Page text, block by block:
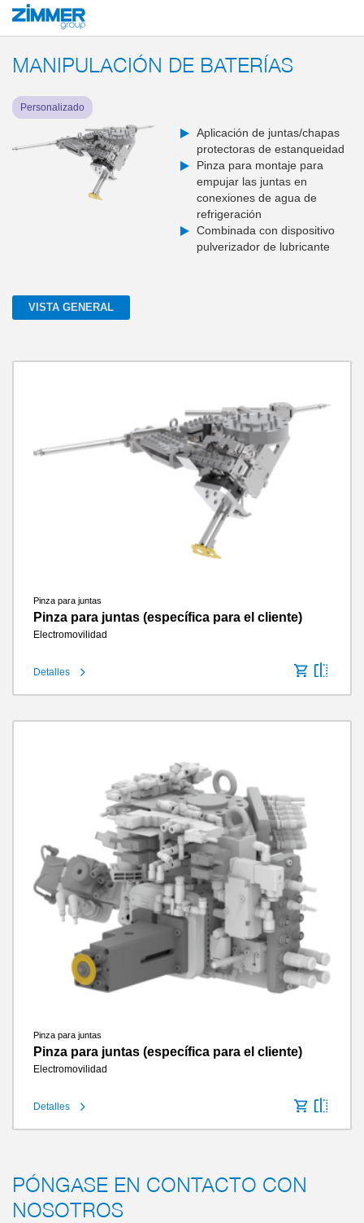
Inicio Productos
MANIPULACIÓN DE BATERÍAS
Personalizado
Aplicación de juntas/chapas
protectoras de estanqueidad
Pinza para montaje para
empujar las juntas en
conexiones de agua de
refrigeración
Combinada con dispositivo
pulverizador de lubricante
VISTA GENERAL
Pinza para juntas
Pinza para juntas (específica para el cliente)
Electromovilidad
Detalles
Pinza para juntas
Pinza para juntas (específica para el cliente)
Electromovilidad
Detalles
PÓNGASE EN CONTACTO CON
NOSOTROS